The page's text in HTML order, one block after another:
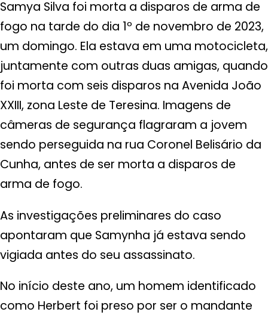
Samya Silva foi morta a disparos de arma de
fogo na tarde do dia 1º de novembro de 2023,
um domingo. Ela estava em uma motocicleta,
juntamente com outras duas amigas, quando
foi morta com seis disparos na Avenida João
XXIII, zona Leste de Teresina. Imagens de
câmeras de segurança flagraram a jovem
sendo perseguida na rua Coronel Belisário da
Cunha, antes de ser morta a disparos de
arma de fogo.
As investigações preliminares do caso
apontaram que Samynha já estava sendo
vigiada antes do seu assassinato.
No início deste ano, um homem identificado
como Herbert foi preso por ser o mandante